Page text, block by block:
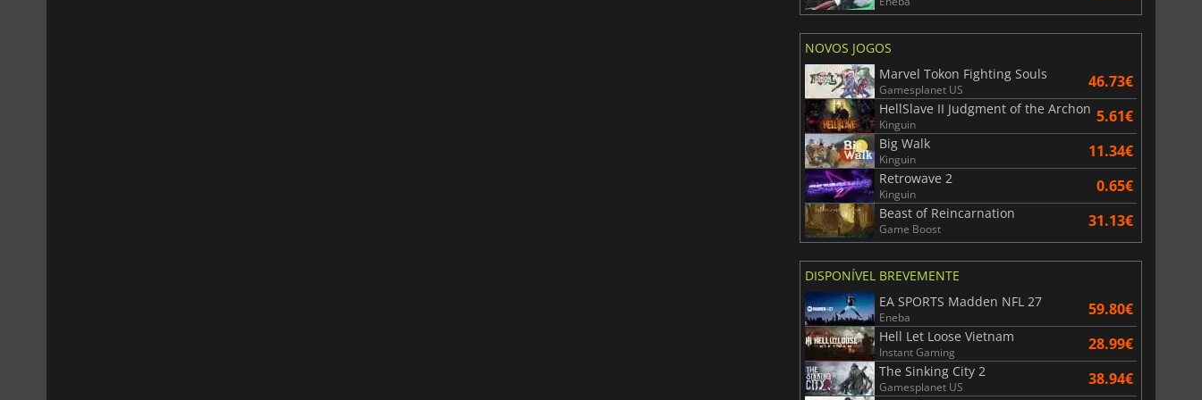
NOVOS JOGOS
Marvel Tokon Fighting Souls
Gamesplanet US 46.73€
HellSlave II Judgment of the Archon
Kinguin 5.61€
Big Walk
Kinguin 11.34€
Retrowave 2
Kinguin 0.65€
Beast of Reincarnation
Game Boost 31.13€
DISPONÍVEL BREVEMENTE
EA SPORTS Madden NFL 27
Eneba 59.80€
Hell Let Loose Vietnam
Instant Gaming 28.99€
The Sinking City 2
Gamesplanet US 38.94€